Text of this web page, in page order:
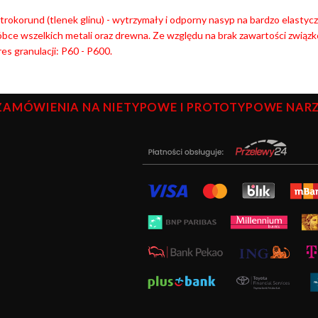
(tlenek glinu) - wytrzymały i odporny nasyp na bardzo
wszelkich metali oraz drewna. Ze względu na brak zawartości
granulacji: P60 - P600.
NA NIETYPOWE I PROTOTYPOWE